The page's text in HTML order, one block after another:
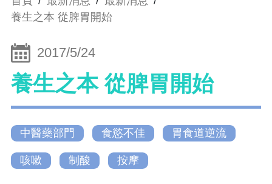
養生之本 從脾胃開始
2017/5/24
養生之本 從脾胃開始
中醫藥部門 食慾不佳 胃食道逆流
咳嗽 制酸 按摩